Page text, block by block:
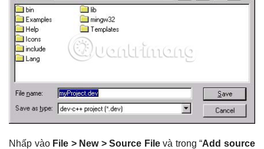
Nhấp vào File > New > Source Filevà trong “Add source